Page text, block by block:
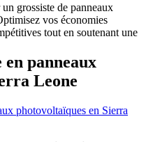
grossiste de panneaux
vos économies
tout en soutenant une
en panneaux
Leone